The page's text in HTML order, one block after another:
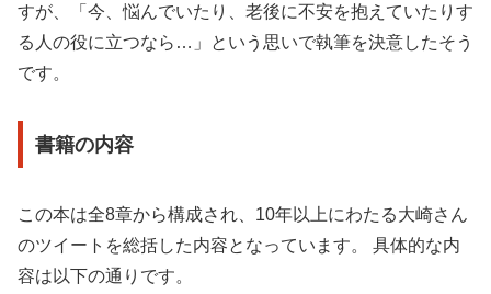
すが、「今、悩んでいたり、老後に不安を抱えていたりす
る人の役に立つなら…」という思いで執筆を決意したそう
です。
書籍の内容
この本は全8章から構成され、10年以上にわたる大崎さん
のツイートを総括した内容となっています。 具体的な内
容は以下の通りです。